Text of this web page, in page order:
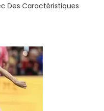
Des Caractéristiques